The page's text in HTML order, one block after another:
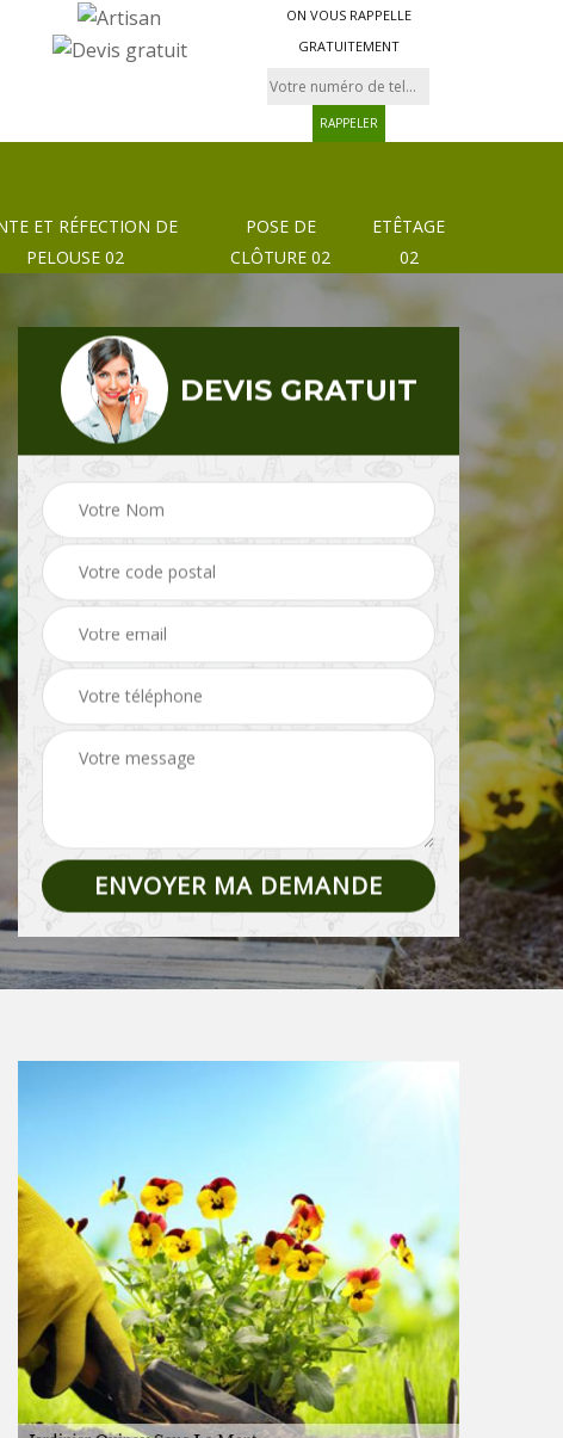
ON VOUS RAPPELLE
GRATUITEMENT
ET RÉFECTION DE
PELOUSE 02
POSE DE
CLÔTURE 02
ETÊTAGE
02
02 Pose de clôture et Etêtage 02
DEVIS GRATUIT